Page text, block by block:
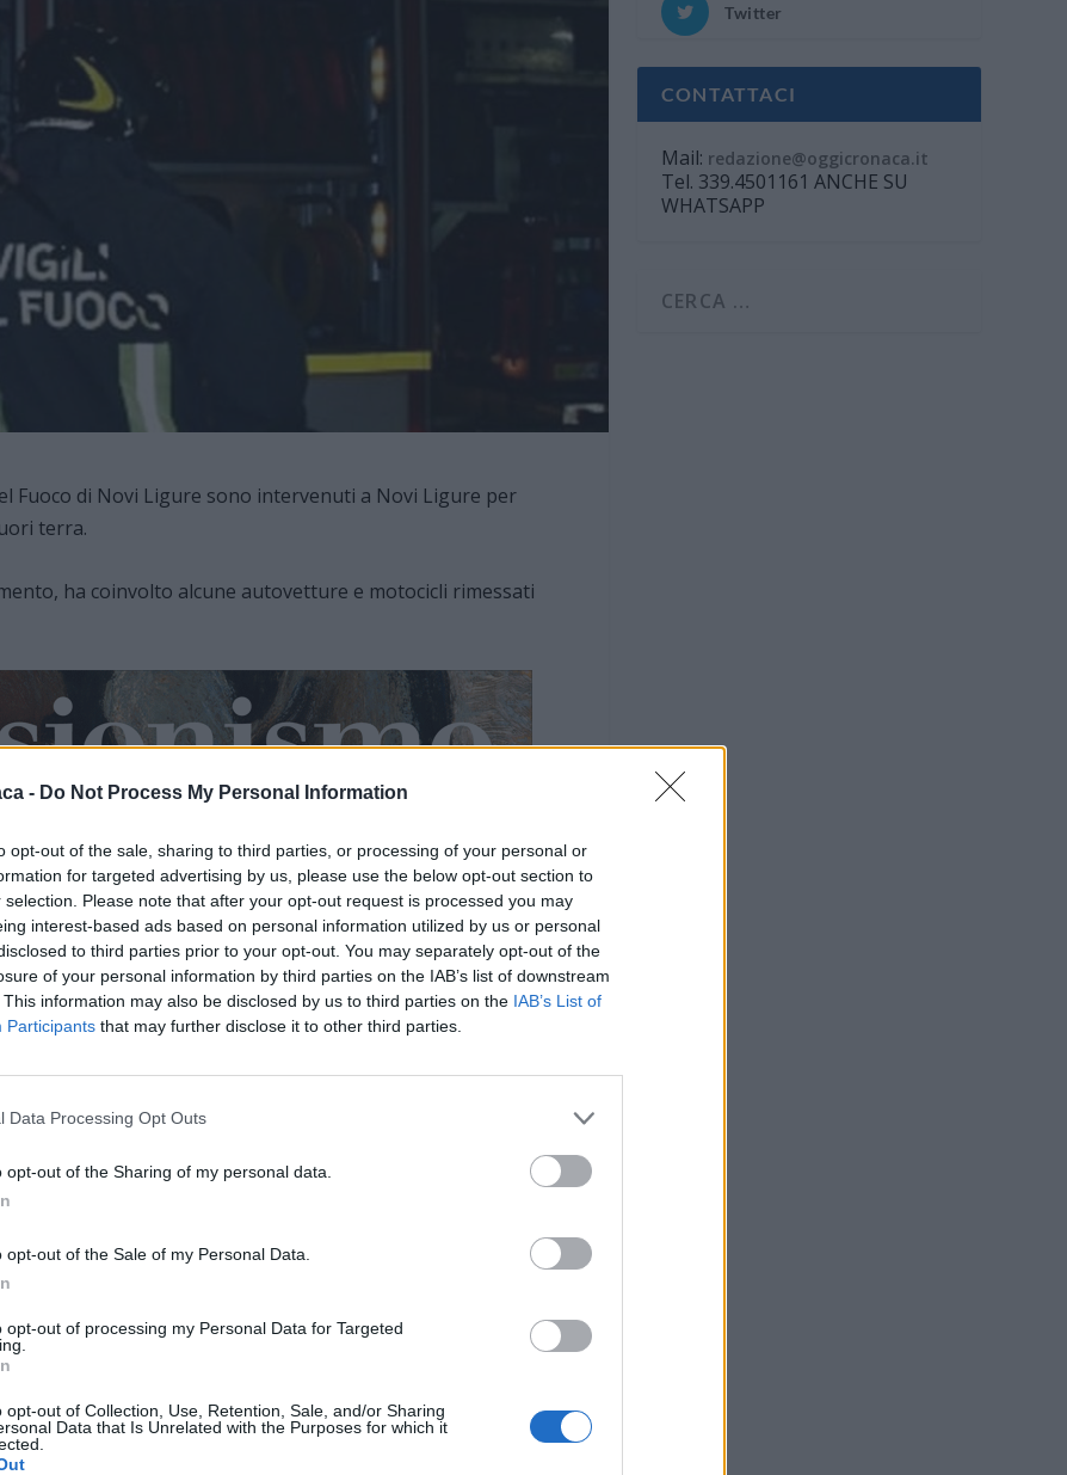
- Do Not Process My Personal Information
opt-out of the sale, sharing to third parties, or processing of your personal or
for targeted advertising by us, please use the below opt-out section to
selection. Please note that after your opt-out request is processed you may
interest-based ads based on personal information utilized by us or personal
to third parties prior to your opt-out. You may separately opt-out of the
of your personal information by third parties on the IAB’s list of downstream
information may also be disclosed by us to third parties on the IAB’s List of
Participants that may further disclose it to other third parties.
Data Processing Opt Outs
opt-out of the Sharing of my personal data.
opt-out of the Sale of my Personal Data.
opt-out of processing my Personal Data for Targeted
opt-out of Collection, Use, Retention, Sale, and/or Sharing
Data that Is Unrelated with the Purposes for which it
Fuoco di Novi Ligure sono intervenuti a Novi Ligure per
terra.
ha coinvolto alcune autovetture e motocicli rimessati
inviata un’autobotte della sede centrale per il
concluse nelle prime ore del 28 Marzo
la valutazione di eventuali danni alla struttura che a
interdire all’utilizzo parte dell’edificio interessato
Twitter
CONTATTACI
Mail: redazione@oggicronaca.it
Tel. 339.4501161 ANCHE SU
WHATSAPP